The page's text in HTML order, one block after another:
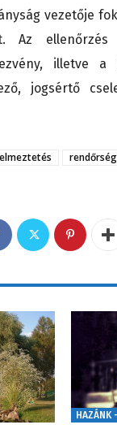
vezetője
ellenőrzés
illetve
jogsértő
rendőrség
HAZÁNK